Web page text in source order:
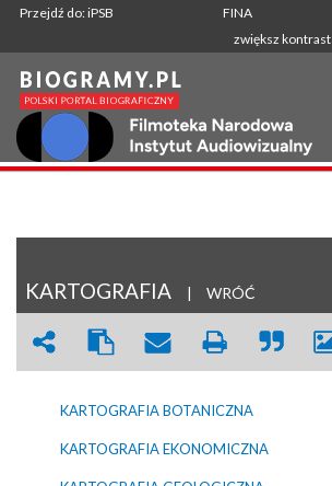
Przejdź do: iPSB
FINA
zwiększ kontrast
KARTOGRAFIA | WRÓĆ
KARTOGRAFIA BOTANICZNA
KARTOGRAFIA EKONOMICZNA